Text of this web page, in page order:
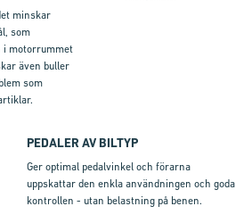
minskar
som
i motorrummet
även buller
som
PEDALER AV BILTYP
Ger optimal pedalvinkel och förarna
uppskattar den enkla användningen och goda
kontrollen - utan belastning på benen.